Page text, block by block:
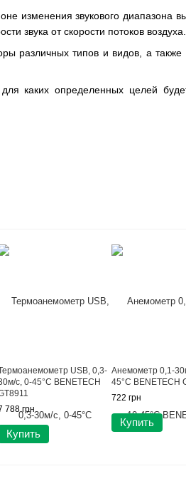
изменения звукового диапазона
звука от скорости потоков воздуха.
различных типов и видов, а также
каких определенных целей
USB, 0,3-
с, 0-45°C BENETECH
788 грн
Купить
Анемометр 0,1-
45°C BENETECH
722 грн
Купить